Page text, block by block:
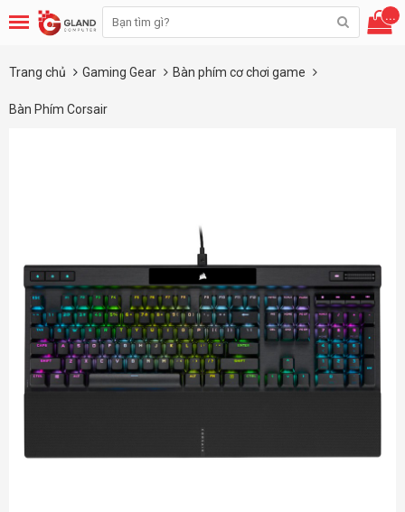
...
Trang chủ Gaming Gear Bàn phím cơ chơi game
Bàn Phím Corsair